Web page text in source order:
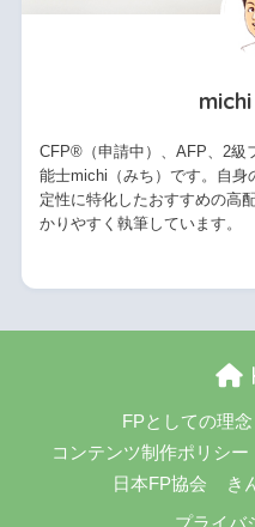
michi
CFP®（申請中）、AFP、2級
能士michi（みち）です。自
定性に特化したおすすめの高
かりやすく執筆しています。
FPとしての理念
コンテンツ制作ポリシー
日本FP協会
き